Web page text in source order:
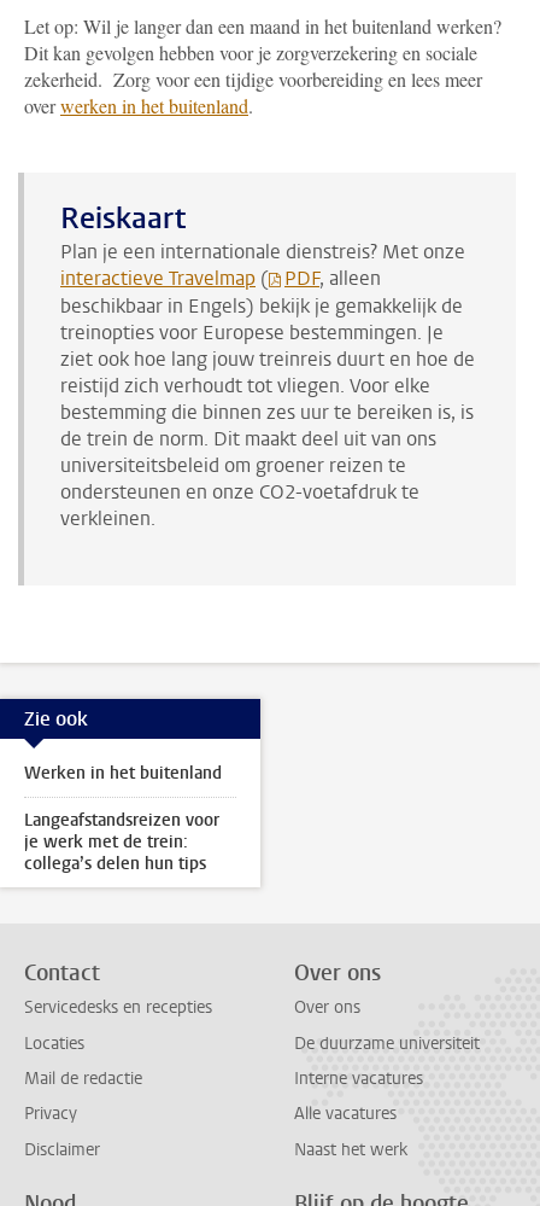
Let op: Wil je langer dan een maand in het buitenland werken?
Dit kan gevolgen hebben voor je zorgverzekering en sociale
zekerheid. Zorg voor een tijdige voorbereiding en lees meer
overwerken in het buitenland.
Reiskaart
Plan je een internationale dienstreis? Met onze
interactieve Travelmap ( PDF, alleen
beschikbaar in Engels) bekijk je gemakkelijk de
treinopties voor Europese bestemmingen. Je
ziet ook hoe lang jouw treinreis duurt en hoe de
reistijd zich verhoudt tot vliegen. Voor elke
bestemming die binnen zes uur te bereiken is, is
de trein de norm. Dit maakt deel uit van ons
universiteitsbeleid om groener reizen te
ondersteunen en onze CO2-voetafdruk te
verkleinen.
Zie ook
Werken in het buitenland
Langeafstandsreizen voor
je werk met de trein:
collega’s delen hun tips
Contact
Servicedesks en recepties
Locaties
Mail de redactie
Privacy
Disclaimer
Over ons
Over ons
De duurzame universiteit
Interne vacatures
Alle vacatures
Naast het werk